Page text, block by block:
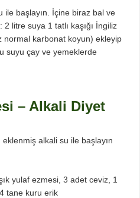
ile başlayın. İçine biraz bal ve
: 2 litre suya 1 tatlı kaşığı İngiliz
normal karbonat koyun) ekleyip
suyu çay ve yemeklerde
– Alkali Diyet
alkali su ile başlayın
yulaf ezmesi, 3 adet ceviz, 1
tane kuru erik